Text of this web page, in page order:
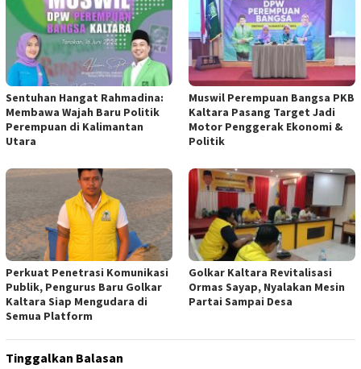
Sentuhan Hangat Rahmadina:
Membawa Wajah Baru Politik
Perempuan di Kalimantan
Utara
Muswil Perempuan Bangsa PKB
Kaltara Pasang Target Jadi
Motor Penggerak Ekonomi &
Politik
Perkuat Penetrasi Komunikasi
Publik, Pengurus Baru Golkar
Kaltara Siap Mengudara di
Semua Platform
Golkar Kaltara Revitalisasi
Ormas Sayap, Nyalakan Mesin
Partai Sampai Desa
Tinggalkan Balasan